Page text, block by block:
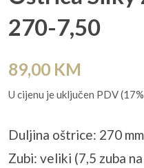
270-7,50
89,00 KM
U cijenu je uključen PDV
Duljina oštrice: 270
Zubi: veliki (7,5 zuba